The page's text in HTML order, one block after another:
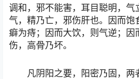
调和，邪不能害，耳目聪明，气
气，精乃亡，邪伤肝也。因而饱
癖为痔；因而大饮，则气逆；因
伤，高骨乃坏。
凡阴阳之要，阳密乃固，两